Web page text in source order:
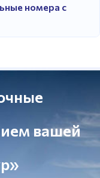
номера с
вашей